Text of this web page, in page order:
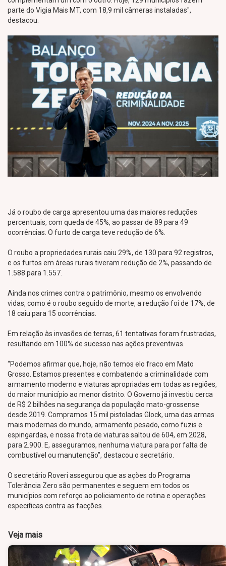
parte do Vigia Mais MT, com 18,9 mil câmeras instaladas",
destacou.
Já o roubo de carga apresentou uma das maiores reduções
percentuais, com queda de 45%, ao passar de 89 para 49
ocorrências. O furto de carga teve redução de 6%.
O roubo a propriedades rurais caiu 29%, de 130 para 92 registros,
e os furtos em áreas rurais tiveram redução de 2%, passando de
1.588 para 1.557.
Ainda nos crimes contra o patrimônio, mesmo os envolvendo
vidas, como é o roubo seguido de morte, a redução foi de 17%, de
18 caiu para 15 ocorrências.
Em relação às invasões de terras, 61 tentativas foram frustradas,
resultando em 100% de sucesso nas ações preventivas.
“Podemos afirmar que, hoje, não temos elo fraco em Mato
Grosso. Estamos presentes e combatendo a criminalidade com
armamento moderno e viaturas apropriadas em todas as regiões,
do maior município ao menor distrito. O Governo já investiu cerca
de R$ 2 bilhões na segurança da população mato-grossense
desde 2019. Compramos 15 mil pistoladas Glock, uma das armas
mais modernas do mundo, armamento pesado, como fuzis e
espingardas, e nossa frota de viaturas saltou de 604, em 2028,
para 2.900. E, asseguramos, nenhuma viatura para por falta de
combustível ou manutenção”, destacou o secretário.
O secretário Roveri assegurou que as ações do Programa
Tolerância Zero são permanentes e seguem em todos os
municípios com reforço ao policiamento de rotina e operações
especificas contra as facções.
Veja mais